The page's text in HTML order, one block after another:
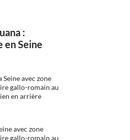
:
en Seine
avec zone
gallo-romain au